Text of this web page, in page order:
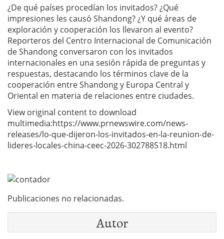
¿De qué países procedían los invitados? ¿Qué
impresiones les causó Shandong? ¿Y qué áreas de
exploración y cooperación los llevaron al evento?
Reporteros del Centro Internacional de Comunicación
de Shandong conversaron con los invitados
internacionales en una sesión rápida de preguntas y
respuestas, destacando los términos clave de la
cooperación entre Shandong y Europa Central y
Oriental en materia de relaciones entre ciudades.
View original content to download
multimedia:https://www.prnewswire.com/news-
releases/lo-que-dijeron-los-invitados-en-la-reunion-de-
lideres-locales-china-ceec-2026-302788518.html
Publicaciones no relacionadas.
Autor